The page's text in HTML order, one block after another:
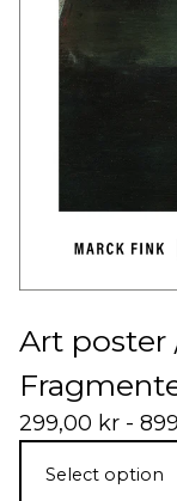
Art poster
299,00 kr -